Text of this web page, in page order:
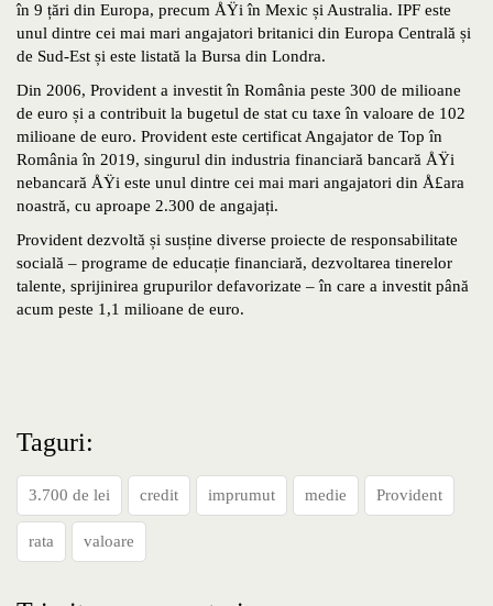
în 9 țări din Europa, precum ÅŸi în Mexic și Australia. IPF este
unul dintre cei mai mari angajatori britanici din Europa Centrală și
de Sud-Est și este listată la Bursa din Londra.
Din 2006, Provident a investit în România peste 300 de milioane
de euro și a contribuit la bugetul de stat cu taxe în valoare de 102
milioane de euro. Provident este certificat Angajator de Top în
România în 2019, singurul din industria financiară bancară ÅŸi
nebancară ÅŸi este unul dintre cei mai mari angajatori din Å£ara
noastră, cu aproape 2.300 de angajați.
Provident dezvoltă și susține diverse proiecte de responsabilitate
socială – programe de educație financiară, dezvoltarea tinerelor
talente, sprijinirea grupurilor defavorizate – în care a investit până
acum peste 1,1 milioane de euro.
Taguri:
3.700 de lei credit imprumut medie Provident
rata valoare